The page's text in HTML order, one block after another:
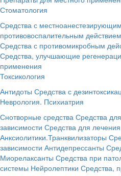
Стоматология
Средства с
противовоспалительным
Средства с противомикробным
Средства, улучшающие
применения
Токсикология
Антидоты Средства с
Неврология. Психиатрия
Снотворные средства Средства
зависимости Средства для
Анксиолитики.Транквилизаторы
зависимости Антидепрессанты
Миорелаксанты Средства при
системы Нейролептики Средства,